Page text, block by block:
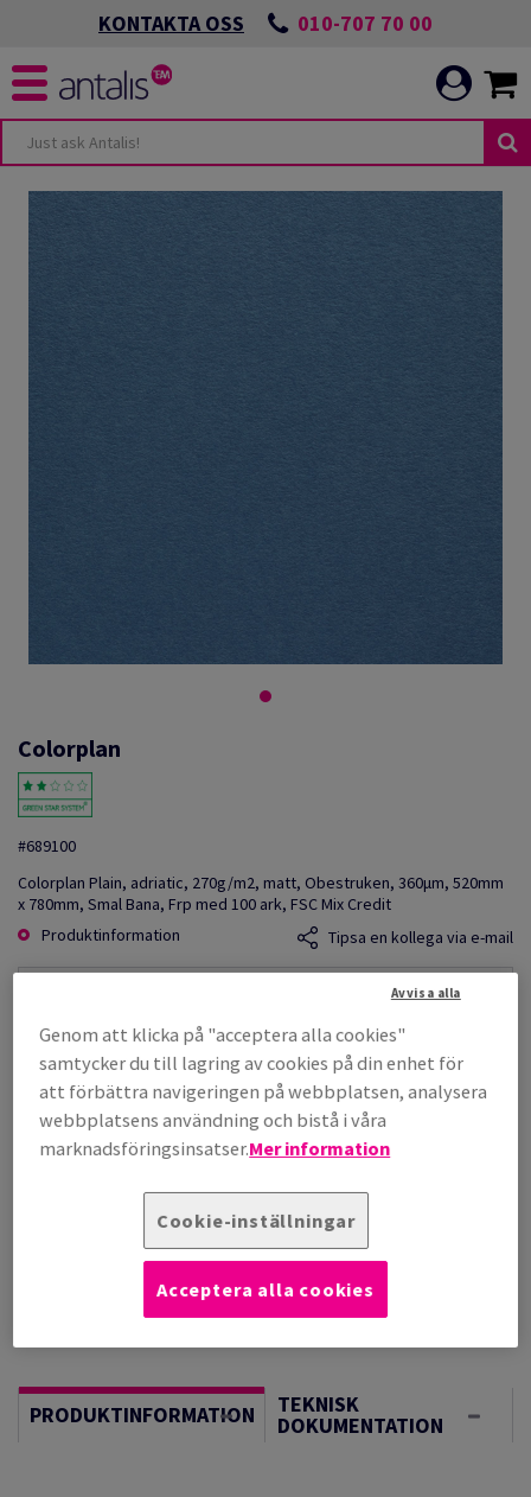
KONTAKTA OSS 010-707 70 00
Colorplan
#689100
Colorplan Plain, adriatic, 270g/m2, matt, Obestruken, 360µm, 520mm
x 780mm, Smal Bana, Frp med 100 ark, FSC Mix Credit
Produktinformation
Tipsa en kollega via e-mail
per 1 000 Sheet(s)
(110 kg )
BESTÄLLNINGSVARA, INGEN RETURRÄTT, FÖRVÄNTAT
LEV.DATUM 02/09/2026
Vägledning om enheter
PRODUKTINFORMATION TEKNISK
DOKUMENTATION
Genom att klicka på "acceptera alla cookies"
samtycker du till lagring av cookies på din enhet för
att förbättra navigeringen på webbplatsen, analysera
webbplatsens användning och bistå i våra
marknadsföringsinsatser.Mer information
Cookie-inställningar
Avvisa alla
Acceptera alla cookies